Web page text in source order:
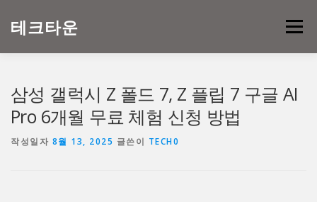
테크타운 메뉴
삼성 갤럭시 Z 폴드 7, Z 플립 7 구글 AI
Pro 6개월 무료 체험 신청 방법
작성일자 8월 13, 2025 글쓴이 TECH0